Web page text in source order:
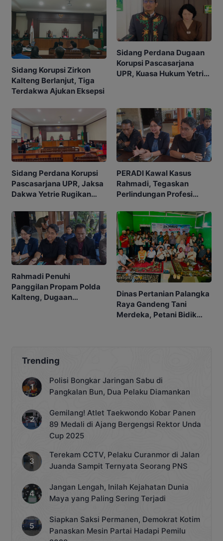
Sidang Korupsi Zirkon
Kalteng Berlanjut, Tiga
Terdakwa Ajukan Eksepsi
Sidang Perdana Dugaan
Korupsi Pascasarjana
UPR, Kuasa Hukum Yetrie
Sidang Perdana Korupsi
Pascasarjana UPR, Jaksa
Dakwa Yetrie Rugikan
PERADI Kawal Kasus
Rahmadi, Tegaskan
Perlindungan Profesi
Rahmadi Penuhi
Panggilan Propam Polda
Kalteng, Dugaan
Dinas Pertanian Palangka
Raya Gandeng Tani
Merdeka, Petani Bidik
Trending
Polisi Bongkar Jaringan Sabu di
Pangkalan Bun, Dua Pelaku Diamankan
Gemilang! Atlet Taekwondo Kobar Panen
89 Medali di Ajang Bergengsi Rektor Unda
Cup 2025
Terekam CCTV, Pelaku Curanmor di Jalan
Juanda Sampit Ternyata Seorang PNS
Jangan Lengah, Inilah Kejahatan Dunia
Maya yang Paling Sering Terjadi
Siapkan Saksi Permanen, Demokrat Kotim
Panaskan Mesin Partai Hadapi Pemilu